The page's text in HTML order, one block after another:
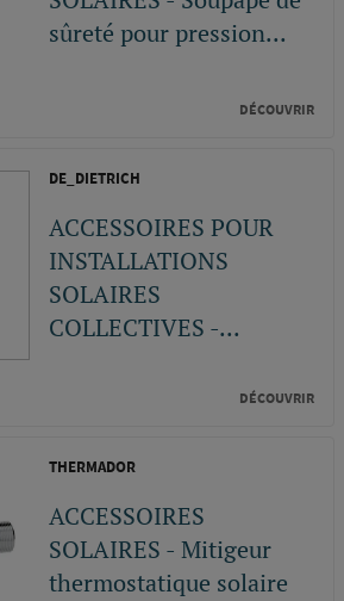
sûreté pour pression...
DÉCOUVRIR
DE_DIETRICH
ACCESSOIRES POUR
INSTALLATIONS
SOLAIRES
COLLECTIVES -...
DÉCOUVRIR
THERMADOR
ACCESSOIRES
SOLAIRES - Mitigeur
thermostatique solaire